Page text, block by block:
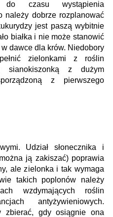
do czasu wystąpienia
należy dobrze rozplanować
jest paszą wybitnie
białka i nie może stanowić
dawce dla krów. Niedobory
zielonkami z roślin
sianokiszonką z dużym
z pierwszego
Udział słonecznika i
ją zakiszać) poprawia
ale zielonka i tak wymaga
takich poplonów należy
wzdymających roślin
antyżywieniowych.
zbierać, gdy osiągnie ona